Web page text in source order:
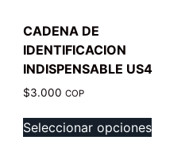
CADENA DE
IDENTIFICACION
INDISPENSABLE US4
$3.000 COP
Seleccionar opciones